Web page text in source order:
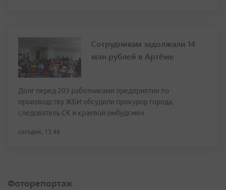
Сотрудникам задолжали 14
млн рублей в Артёме
Долг перед 203 работниками предприятия по
производству ЖБИ обсудили прокурор города,
следователь СК и краевой омбудсмен
сегодня, 13:46
Фоторепортаж